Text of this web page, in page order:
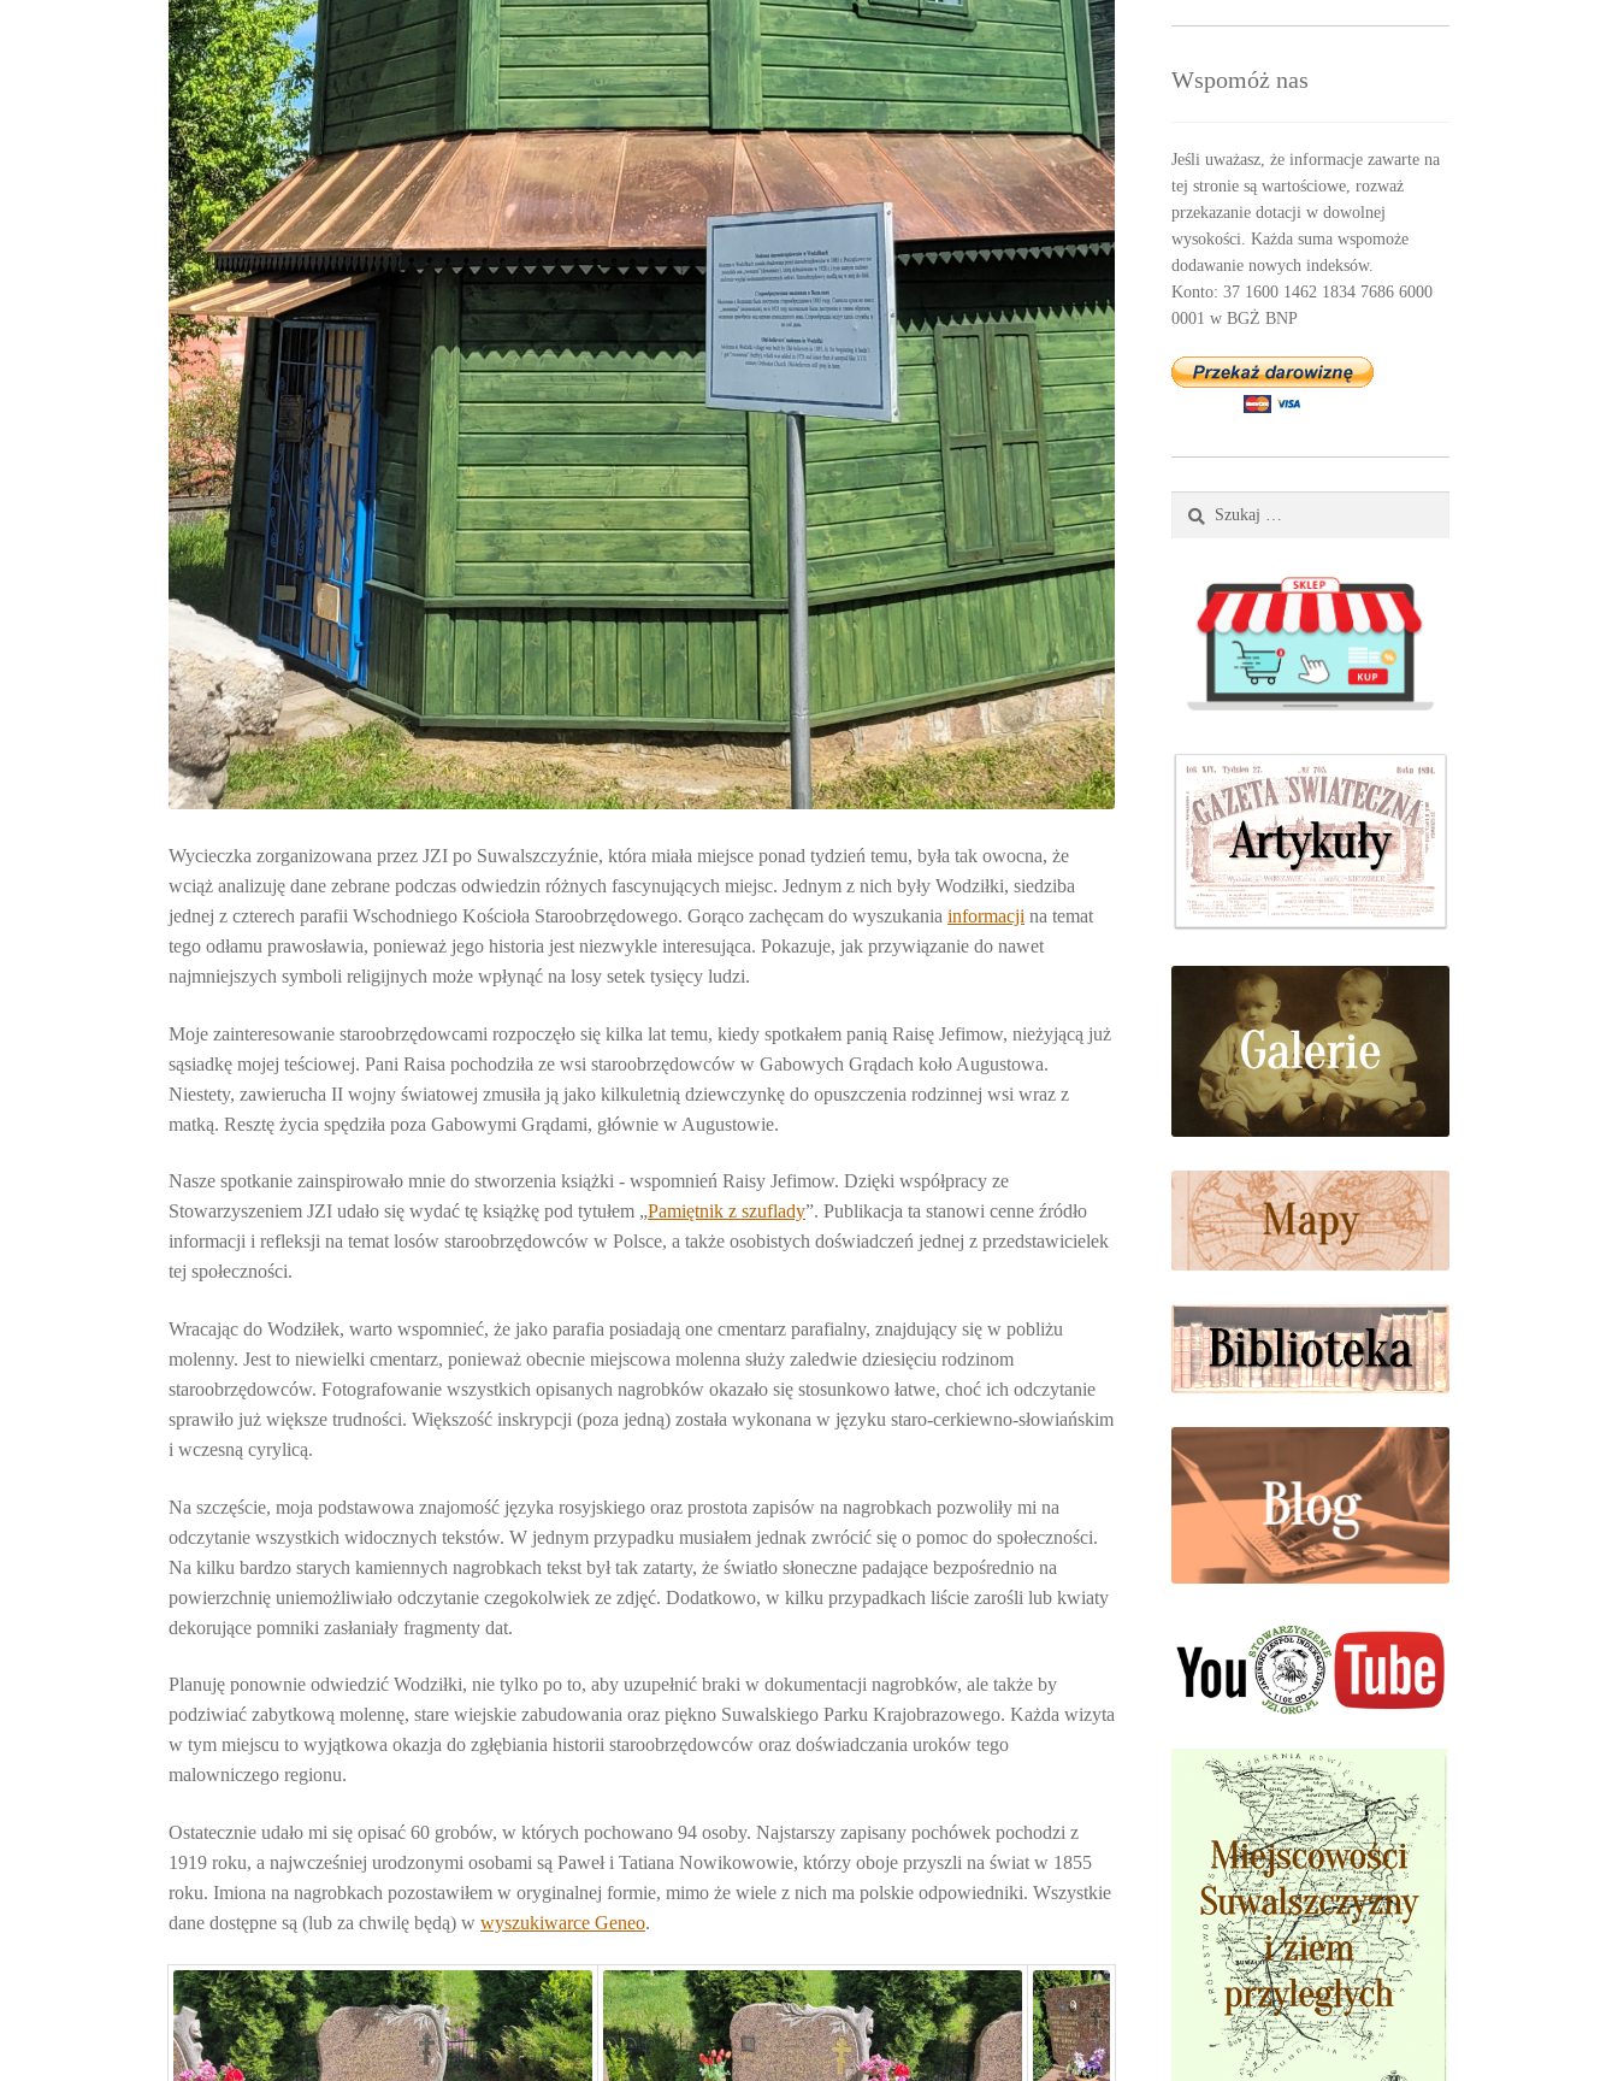
Wycieczka zorganizowana przez JZI po Suwalszczyźnie, która miała miejsce ponad tydzień temu, była tak owocna, że
wciąż analizuję dane zebrane podczas odwiedzin różnych fascynujących miejsc. Jednym z nich były Wodziłki, siedziba
jednej z czterech parafii Wschodniego Kościoła Staroobrzędowego. Gorąco zachęcam do wyszukaniainformacji na temat
tego odłamu prawosławia, ponieważ jego historia jest niezwykle interesująca. Pokazuje, jak przywiązanie do nawet
najmniejszych symboli religijnych może wpłynąć na losy setek tysięcy ludzi.
Moje zainteresowanie staroobrzędowcami rozpoczęło się kilka lat temu, kiedy spotkałem panią Raisę Jefimow, nieżyjącą już
sąsiadkę mojej teściowej. Pani Raisa pochodziła ze wsi staroobrzędowców w Gabowych Grądach koło Augustowa.
Niestety, zawierucha II wojny światowej zmusiła ją jako kilkuletnią dziewczynkę do opuszczenia rodzinnej wsi wraz z
matką. Resztę życia spędziła poza Gabowymi Grądami, głównie w Augustowie.
Nasze spotkanie zainspirowało mnie do stworzenia książki - wspomnień Raisy Jefimow. Dzięki współpracy ze
Stowarzyszeniem JZI udało się wydać tę książkę pod tytułem „Pamiętnik z szuflady”. Publikacja ta stanowi cenne źródło
informacji i refleksji na temat losów staroobrzędowców w Polsce, a także osobistych doświadczeń jednej z przedstawicielek
tej społeczności.
Wracając do Wodziłek, warto wspomnieć, że jako parafia posiadają one cmentarz parafialny, znajdujący się w pobliżu
molenny. Jest to niewielki cmentarz, ponieważ obecnie miejscowa molenna służy zaledwie dziesięciu rodzinom
staroobrzędowców. Fotografowanie wszystkich opisanych nagrobków okazało się stosunkowo łatwe, choć ich odczytanie
sprawiło już większe trudności. Większość inskrypcji (poza jedną) została wykonana w języku staro-cerkiewno-słowiańskim
i wczesną cyrylicą.
Na szczęście, moja podstawowa znajomość języka rosyjskiego oraz prostota zapisów na nagrobkach pozwoliły mi na
odczytanie wszystkich widocznych tekstów. W jednym przypadku musiałem jednak zwrócić się o pomoc do społeczności.
Na kilku bardzo starych kamiennych nagrobkach tekst był tak zatarty, że światło słoneczne padające bezpośrednio na
powierzchnię uniemożliwiało odczytanie czegokolwiek ze zdjęć. Dodatkowo, w kilku przypadkach liście zarośli lub kwiaty
dekorujące pomniki zasłaniały fragmenty dat.
Planuję ponownie odwiedzić Wodziłki, nie tylko po to, aby uzupełnić braki w dokumentacji nagrobków, ale także by
podziwiać zabytkową molennę, stare wiejskie zabudowania oraz piękno Suwalskiego Parku Krajobrazowego. Każda wizyta
w tym miejscu to wyjątkowa okazja do zgłębiania historii staroobrzędowców oraz doświadczania uroków tego
malowniczego regionu.
Ostatecznie udało mi się opisać 60 grobów, w których pochowano 94 osoby. Najstarszy zapisany pochówek pochodzi z
1919 roku, a najwcześniej urodzonymi osobami są Paweł i Tatiana Nowikowowie, którzy oboje przyszli na świat w 1855
roku. Imiona na nagrobkach pozostawiłem w oryginalnej formie, mimo że wiele z nich ma polskie odpowiedniki. Wszystkie
dane dostępne są (lub za chwilę będą) wwyszukiwarce Geneo.
Wspomóż nas
Jeśli uważasz, że informacje zawarte na
tej stronie są wartościowe, rozważ
przekazanie dotacji w dowolnej
wysokości. Każda suma wspomoże
dodawanie nowych indeksów.
Konto: 37 1600 1462 1834 7686 6000
0001 w BGŻ BNP